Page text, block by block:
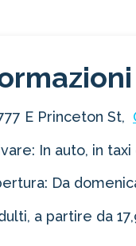
E Princeton St,
In auto, in
Da
a partire da